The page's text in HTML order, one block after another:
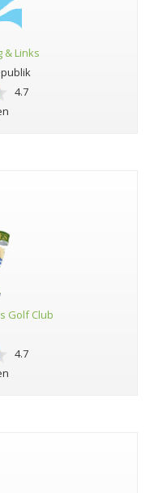
& Links
4.7
Golf Club
4.7